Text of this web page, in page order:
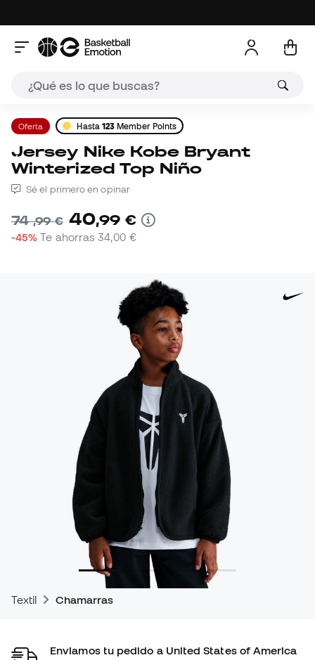
Oferta Hasta 123 Member Points
Jersey Nike Kobe Bryant
Winterized Top Niño
Sé el primero en opinar
74,99 € 40,99 €
-45% Te ahorras34,00 €
Textil Chamarras
Enviamos tu pedido a United States of America